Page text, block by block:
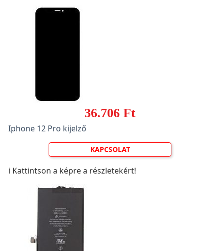
36.706 Ft
Iphone 12 Pro kijelző
KAPCSOLAT
ℹ️ Kattintson a képre a részletekért!